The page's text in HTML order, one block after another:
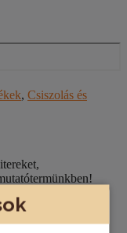
, Csiszolás és